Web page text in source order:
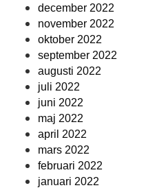
december 2022
november 2022
oktober 2022
september 2022
augusti 2022
juli 2022
juni 2022
maj 2022
april 2022
mars 2022
februari 2022
januari 2022